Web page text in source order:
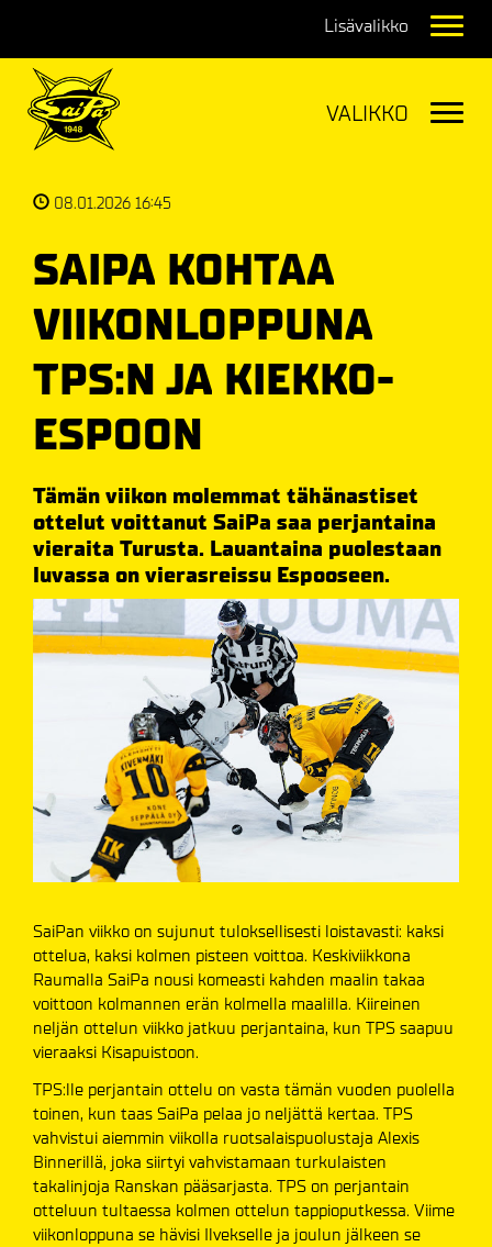
08.01.2026 16:45
SAIPA KOHTAA
VIIKONLOPPUNA
TPS:N JA KIEKKO-
ESPOON
Tämän viikon molemmat tähänastiset
ottelut voittanut SaiPa saa perjantaina
vieraita Turusta. Lauantaina puolestaan
luvassa on vierasreissu Espooseen.
SaiPan viikko on sujunut tuloksellisesti loistavasti: kaksi
ottelua, kaksi kolmen pisteen voittoa. Keskiviikkona
Raumalla SaiPa nousi komeasti kahden maalin takaa
voittoon kolmannen erän kolmella maalilla. Kiireinen
neljän ottelun viikko jatkuu perjantaina, kun TPS saapuu
vieraaksi Kisapuistoon.
TPS:lle perjantain ottelu on vasta tämän vuoden puolella
toinen, kun taas SaiPa pelaa jo neljättä kertaa. TPS
vahvistui aiemmin viikolla ruotsalaispuolustaja Alexis
Binnerillä, joka siirtyi vahvistamaan turkulaisten
takalinjoja Ranskan pääsarjasta. TPS on perjantain
otteluun tultaessa kolmen ottelun tappioputkessa. Viime
viikonloppuna se hävisi Ilvekselle ja joulun jälkeen se